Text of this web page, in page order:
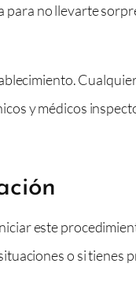
no llevarte
y médicos
este
o si tienes